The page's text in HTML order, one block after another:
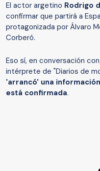
El actor argetino Rodrigo
confirmar que partirá a
protagonizada por Álvaro
Corberó.
Eso sí, en conversación
intérprete de "Diarios de
'arrancó' una
está confirmada.